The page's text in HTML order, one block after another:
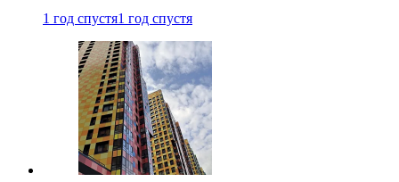
1 год спустя1 год спустя